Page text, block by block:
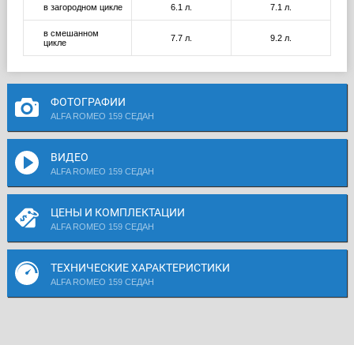
в загородном цикле 6.1 л. 7.1 л.
в смешанном
цикле
7.7 л. 9.2 л.
ФОТОГРАФИИ
ALFA ROMEO 159 СЕДАН
ВИДЕО
ALFA ROMEO 159 СЕДАН
ЦЕНЫ И КОМПЛЕКТАЦИИ
ALFA ROMEO 159 СЕДАН
ТЕХНИЧЕСКИЕ ХАРАКТЕРИСТИКИ
ALFA ROMEO 159 СЕДАН